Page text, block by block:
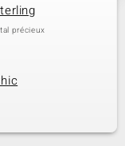
précieux